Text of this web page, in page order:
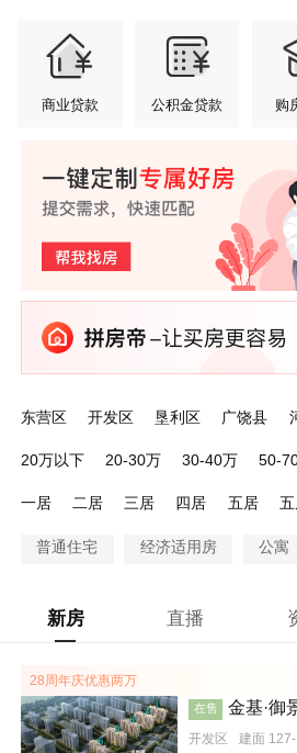
商业贷款 公积金贷款 购
东营区 开发区 垦利区 广饶县
20万以下 20-30万 30-40万 50-
一居
二居 三居 四居 五居
普通住宅 经济适用房 公寓
新房 直播
28周年庆优惠两万
在售 金基·御
开发区 建面